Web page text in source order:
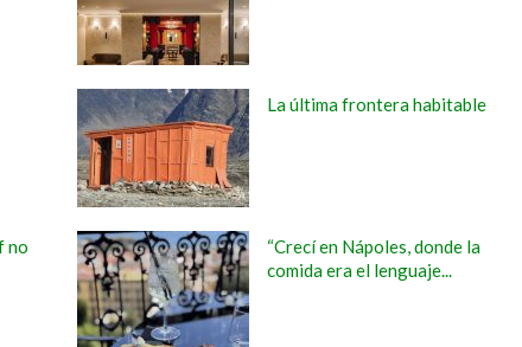
La última frontera habitable
no
“Crecí en Nápoles, donde la
comida era el lenguaje...